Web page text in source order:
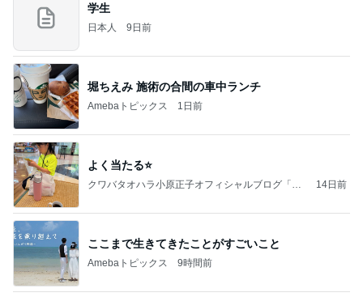
学生
日本人 9日前
堀ちえみ 施術の合間の車中ランチ
Amebaトピックス 1日前
よく当たる⭐️
クワバタオハラ小原正子オフィシャルブログ「女
14日前
ここまで生きてきたことがすごいこと
Amebaトピックス 9時間前